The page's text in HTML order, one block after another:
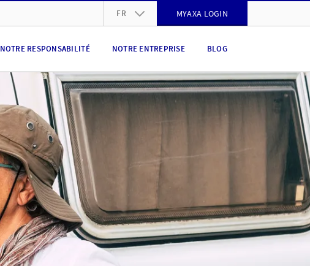
FR
IT
EN
MYAXA LOGIN
NOTRE RESPONSABILITÉ NOTRE ENTREPRISE BLOG